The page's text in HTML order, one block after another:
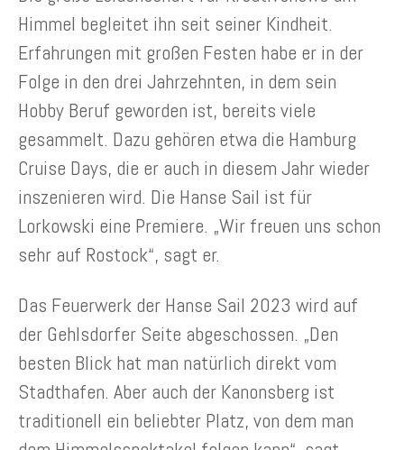
Himmel begleitet ihn seit seiner Kindheit.
Erfahrungen mit großen Festen habe er in der
Folge in den drei Jahrzehnten, in dem sein
Hobby Beruf geworden ist, bereits viele
gesammelt. Dazu gehören etwa die Hamburg
Cruise Days, die er auch in diesem Jahr wieder
inszenieren wird. Die Hanse Sail ist für
Lorkowski eine Premiere. „Wir freuen uns schon
sehr auf Rostock“, sagt er.
Das Feuerwerk der Hanse Sail 2023 wird auf
der Gehlsdorfer Seite abgeschossen. „Den
besten Blick hat man natürlich direkt vom
Stadthafen. Aber auch der Kanonsberg ist
traditionell ein beliebter Platz, von dem man